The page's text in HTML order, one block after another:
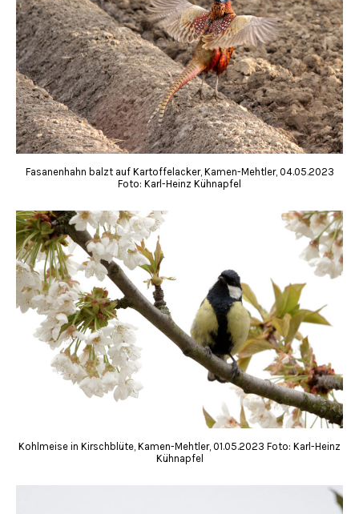
Fasanenhahn balzt auf Kartoffelacker, Kamen-Mehtler, 04.05.2023
Foto: Karl-Heinz Kühnapfel
Kohlmeise in Kirschblüte, Kamen-Mehtler, 01.05.2023 Foto: Karl-Heinz
Kühnapfel